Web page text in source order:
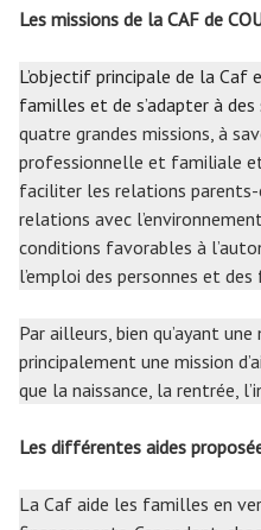
Les missions de la CAF de
L’objectif principale de la
familles et de s’adapter à
quatre grandes missions, à
professionnelle et familiale
faciliter les relations
relations avec
conditions favorables à
l’emploi des personnes et
Par ailleurs, bien qu’ayant
principalement une mission
que la naissance, la rentrée,
Les différentes aides
La Caf aide les familles en